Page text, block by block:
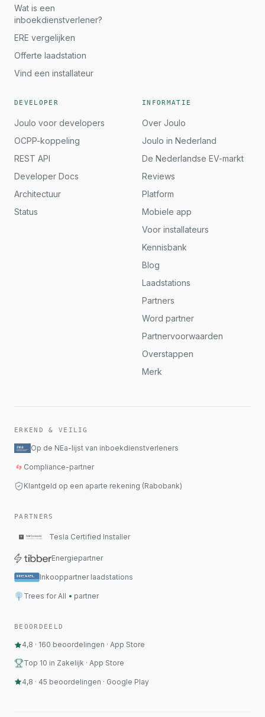
Wat is een
inboekdienstverlener?
ERE vergelijken
Offerte laadstation
Vind een installateur
DEVELOPER
Joulo voor developers
OCPP-koppeling
REST API
Developer Docs
Architectuur
Status
INFORMATIE
Over Joulo
Joulo in Nederland
De Nederlandse EV-markt
Reviews
Platform
Mobiele app
Voor installateurs
Kennisbank
Blog
Laadstations
Partners
Word partner
Partnervoorwaarden
Overstappen
Merk
ERKEND & VEILIG
Op de NEa-lijst van inboekdienstverleners
Compliance-partner
Klantgeld op een aparte rekening (Rabobank)
PARTNERS
Tesla Certified Installer
Energiepartner
Inkooppartner laadstations
Trees for All • partner
BEOORDEELD
4,8 · 160 beoordelingen · App Store
Top 10 in Zakelijk · App Store
4,8 · 45 beoordelingen · Google Play